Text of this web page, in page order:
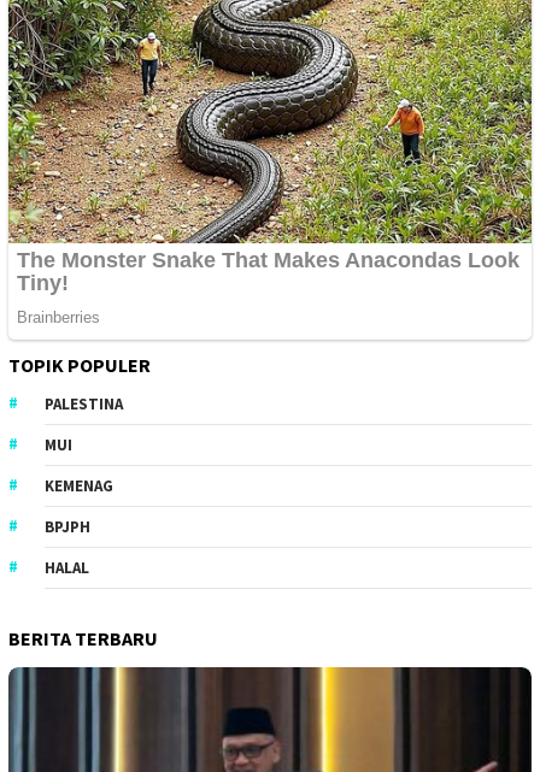
TOPIK POPULER
PALESTINA
MUI
KEMENAG
BPJPH
HALAL
BERITA TERBARU